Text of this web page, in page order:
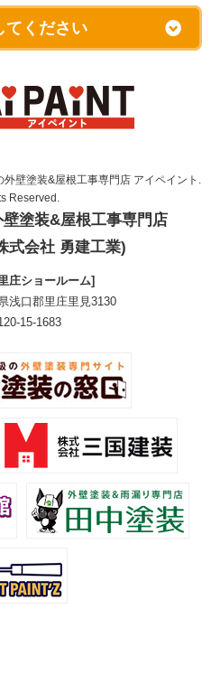
壁塗装&屋根工事専門店 アイペイント.
Reserved.
塗装&屋根工事専門店
式会社 勇建工業)
庄ショールーム]
浅口郡里庄里見3130
15-1683